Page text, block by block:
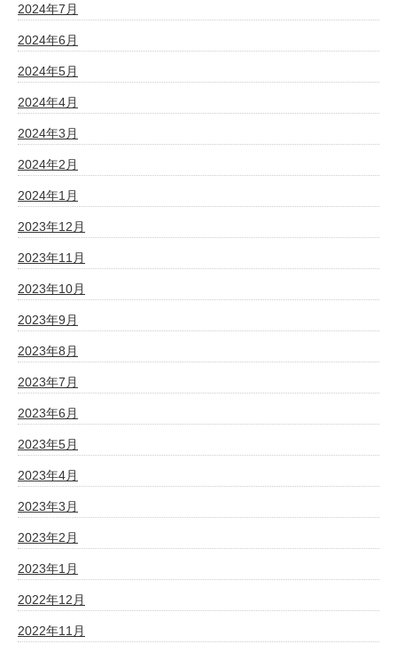
2024年7月
2024年6月
2024年5月
2024年4月
2024年3月
2024年2月
2024年1月
2023年12月
2023年11月
2023年10月
2023年9月
2023年8月
2023年7月
2023年6月
2023年5月
2023年4月
2023年3月
2023年2月
2023年1月
2022年12月
2022年11月